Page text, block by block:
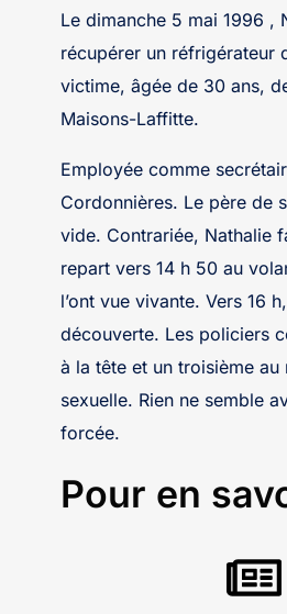
Le dimanche 5 mai 1996 ,
récupérer un réfrigérateur
victime, âgée de 30 ans,
Maisons-Laffitte.
Employée comme
Cordonnières. Le père de
vide. Contrariée, Nathalie
repart vers 14 h 50 au
l’ont vue vivante. Vers 16
découverte. Les policiers
à la tête et un troisième au
sexuelle. Rien ne semble
forcée.
Pour en